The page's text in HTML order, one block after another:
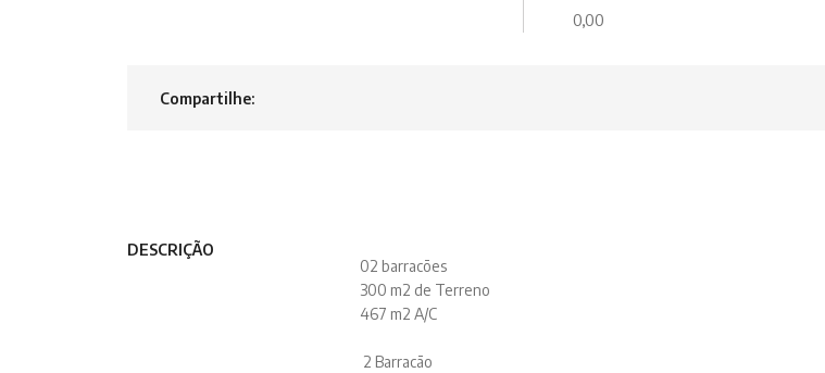
0,00
Compartilhe:
DESCRIÇÃO
02 barracões
300 m2 de Terreno
467 m2 A/C
2 Barracão